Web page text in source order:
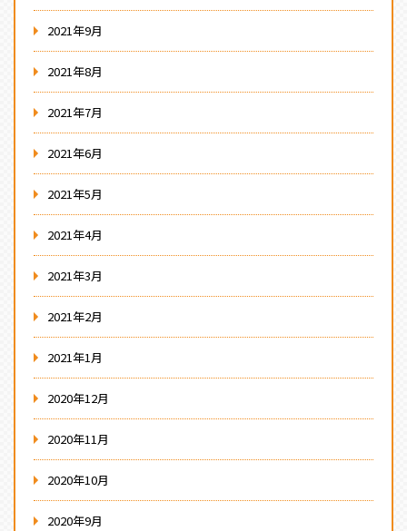
2021年9月
2021年8月
2021年7月
2021年6月
2021年5月
2021年4月
2021年3月
2021年2月
2021年1月
2020年12月
2020年11月
2020年10月
2020年9月